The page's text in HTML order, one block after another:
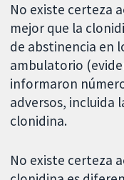
No existe certeza
mejor que la
de abstinencia en
ambulatorio
informaron
adversos, incluida
clonidina.
No existe certeza